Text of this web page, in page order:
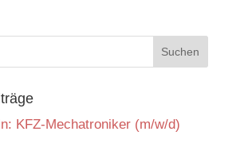
KFZ-Mechatroniker (m/w/d)